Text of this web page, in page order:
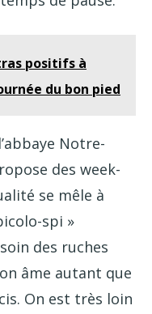
positifs à
du bon pied
Notre-
des week-
se mêle à
spi »
des ruches
âme autant que
On est très loin